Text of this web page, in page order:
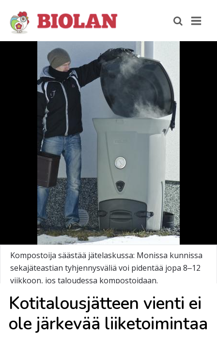
Kompostoija säästää jätelaskussa: Monissa kunnissa
sekajäteastian tyhjennysväliä voi pidentää jopa 8‒12
viikkoon, jos taloudessa kompostoidaan.
Ko­ti­ta­lous­jät­teen vien­ti ei
ole jär­ke­vää lii­ke­toi­min­taa